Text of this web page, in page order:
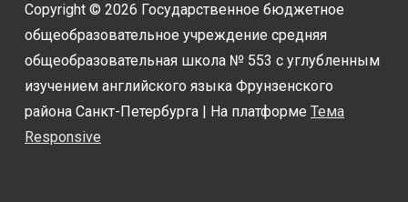
Copyright © 2026 Государственное бюджетное
общеобразовательное учреждение средняя
общеобразовательная школа № 553 с углубленным
изучением английского языка Фрунзенского
района Санкт-Петербурга | На платформе Тема
Responsive